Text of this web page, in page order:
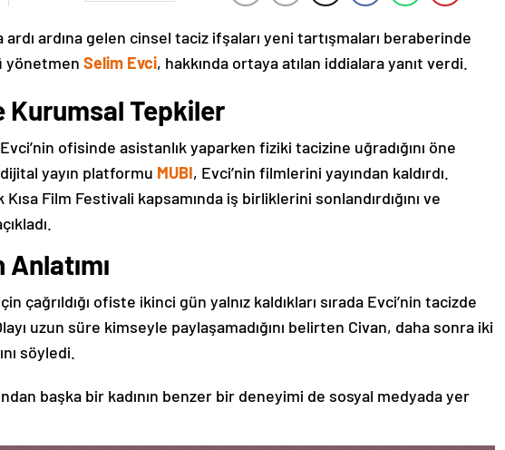
ardına gelen cinsel taciz ifşaları yeni tartışmaları beraberinde
yönetmen Selim Evci, hakkında ortaya atılan iddialara yanıt verdi.
Kurumsal Tepkiler
ofisinde asistanlık yaparken fiziki tacizine uğradığını öne
yayın platformu MUBI, Evci’nin filmlerini yayından kaldırdı.
Kısa Film Festivali kapsamında iş birliklerini sonlandırdığını ve
Anlatımı
çağrıldığı ofiste ikinci gün yalnız kaldıkları sırada Evci’nin tacizde
uzun süre kimseyle paylaşamadığını belirten Civan, daha sonra iki
söyledi.
başka bir kadının benzer bir deneyimi de sosyal medyada yer